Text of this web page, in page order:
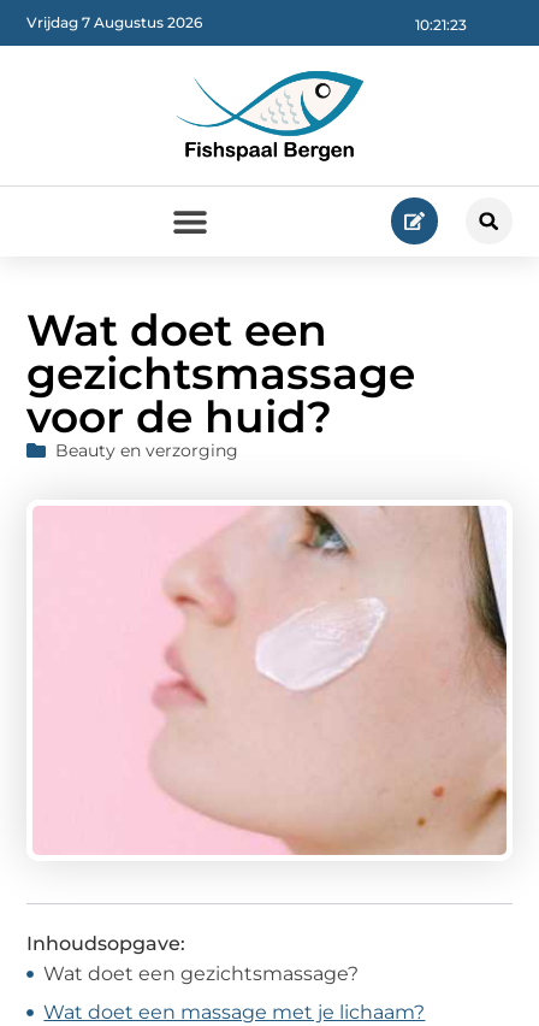
10:21:24
Vrijdag 7 Augustus 2026
Wat doet een
gezichtsmassage
voor de huid?
Beauty en verzorging
Inhoudsopgave:
Wat doet een gezichtsmassage?
Wat doet een massage met je lichaam?